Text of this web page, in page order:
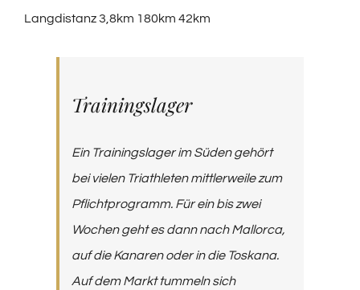
Langdistanz 3,8km 180km 42km
Trainingslager
Ein Trainingslager im Süden gehört
bei vielen Triathleten mittlerweile zum
Pflichtprogramm. Für ein bis zwei
Wochen geht es dann nach Mallorca,
auf die Kanaren oder in die Toskana.
Auf dem Markt tummeln sich